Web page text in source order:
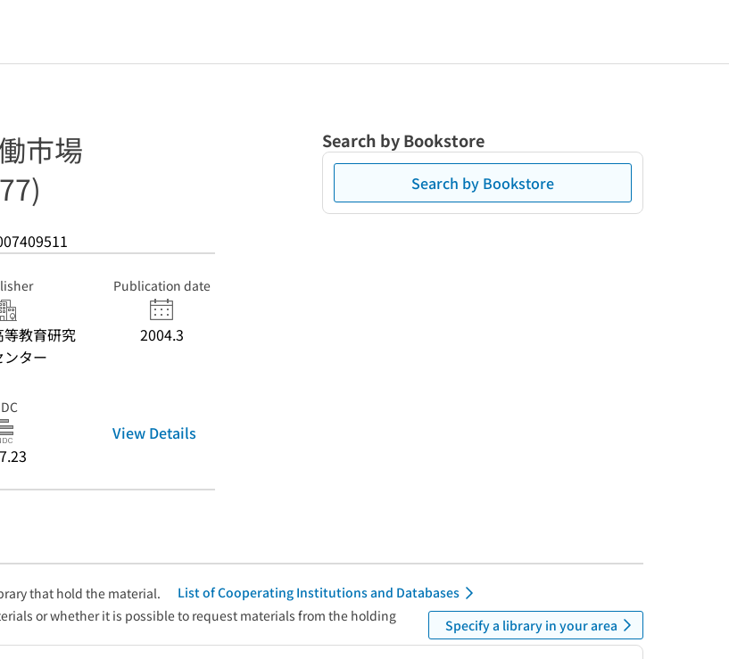
市場
教育研究
ンター
Publication date
2004.3
View Details
Search by Bookstore
Search by Bookstore
that hold the material.
List of Cooperating Institutions and Databases
or whether it is possible to request materials from the holding
Specify a library in your area